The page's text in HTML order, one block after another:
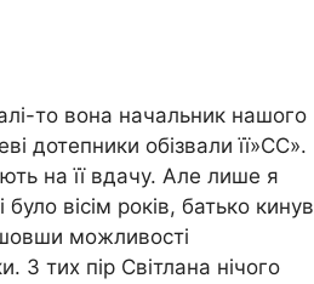
то вона начальник нашого
дотепники обізвали її»СС».
на її вдачу. Але лише я
вісім років, батько кинув
можливості
З тих пір Світлана нічого